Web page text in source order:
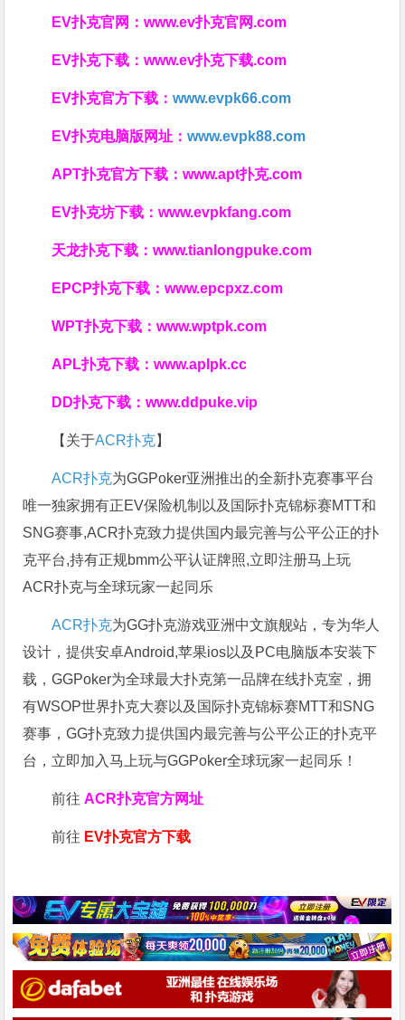
EV扑克官网：www.ev扑克官网.com
EV扑克下载：www.ev扑克下载.com
EV扑克官方下载：www.evpk66.com
EV扑克电脑版网址：www.evpk88.com
APT扑克官方下载：www.apt扑克.com
EV扑克坊下载：www.evpkfang.com
天龙扑克下载：www.tianlongpuke.com
EPCP扑克下载：www.epcpxz.com
WPT扑克下载：www.wptpk.com
APL扑克下载：www.aplpk.cc
DD扑克下载：www.ddpuke.vip
【关于ACR扑克】
ACR扑克为GGPoker亚洲推出的全新扑克赛事平台
唯一独家拥有正EV保险机制以及国际扑克锦标赛MTT和
SNG赛事,ACR扑克致力提供国内最完善与公平公正的扑
克平台,持有正规bmm公平认证牌照,立即注册马上玩
ACR扑克与全球玩家一起同乐
ACR扑克为GG扑克游戏亚洲中文旗舰站，专为华人
设计，提供安卓Android,苹果ios以及PC电脑版本安装下
载，GGPoker为全球最大扑克第一品牌在线扑克室，拥
有WSOP世界扑克大赛以及国际扑克锦标赛MTT和SNG
赛事，GG扑克致力提供国内最完善与公平公正的扑克平
台，立即加入马上玩与GGPoker全球玩家一起同乐！
前往ACR扑克官方网址
前往 EV扑克官方下载